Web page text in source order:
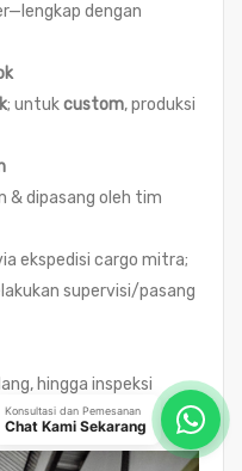
dengan
; untukcustom, produksi
& dipasang oleh tim
ekspedisi cargo mitra;
supervisi/pasang
hingga inspeksi
Konsultasi dan Pemesanan
Chat Kami Sekarang